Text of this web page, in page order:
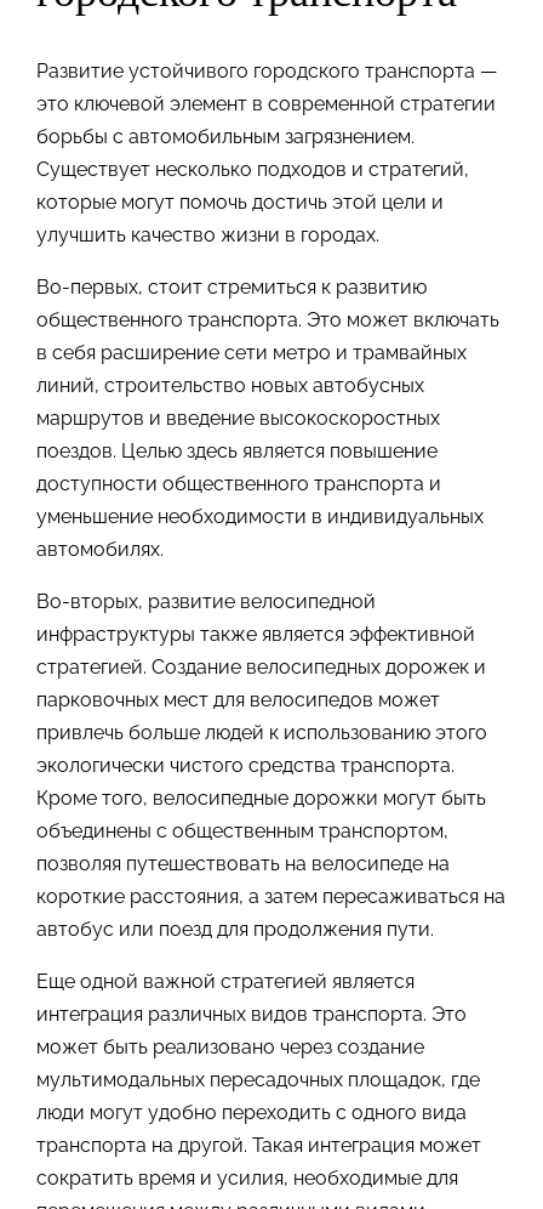
Развитие устойчивого городского транспорта —
это ключевой элемент в современной стратегии
борьбы с автомобильным загрязнением.
Существует несколько подходов и стратегий,
которые могут помочь достичь этой цели и
улучшить качество жизни в городах.
Во-первых, стоит стремиться к развитию
общественного транспорта. Это может включать
в себя расширение сети метро и трамвайных
линий, строительство новых автобусных
маршрутов и введение высокоскоростных
поездов. Целью здесь является повышение
доступности общественного транспорта и
уменьшение необходимости в индивидуальных
автомобилях.
Во-вторых, развитие велосипедной
инфраструктуры также является эффективной
стратегией. Создание велосипедных дорожек и
парковочных мест для велосипедов может
привлечь больше людей к использованию этого
экологически чистого средства транспорта.
Кроме того, велосипедные дорожки могут быть
объединены с общественным транспортом,
позволяя путешествовать на велосипеде на
короткие расстояния, а затем пересаживаться на
автобус или поезд для продолжения пути.
Еще одной важной стратегией является
интеграция различных видов транспорта. Это
может быть реализовано через создание
мультимодальных пересадочных площадок, где
люди могут удобно переходить с одного вида
транспорта на другой. Такая интеграция может
сократить время и усилия, необходимые для